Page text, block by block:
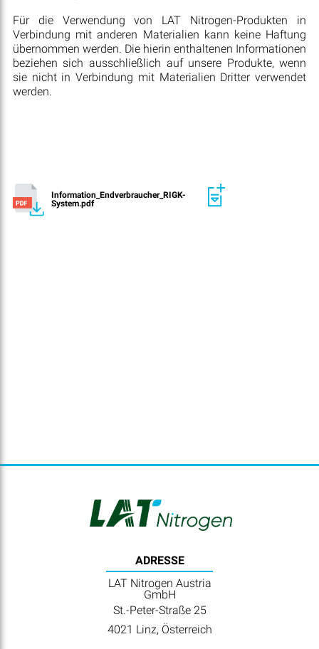
Für die Verwendung von LAT Nitrogen-Produkten in
Verbindung mit anderen Materialien kann keine Haftung
übernommen werden. Die hierin enthaltenen Informationen
beziehen sich ausschließlich auf unsere Produkte, wenn
sie nicht in Verbindung mit Materialien Dritter verwendet
werden.
Information_Endverbraucher_RIGK-
System.pdf
ADRESSE
LAT Nitrogen Austria
GmbH
St.-Peter-Straße 25
4021 Linz, Österreich